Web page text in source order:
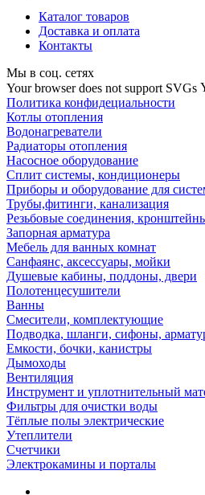
Каталог товаров
Доставка и оплата
Контакты
Мы в соц. сетях
Your browser does not support SVGs
Политика конфидециальности
Котлы отопления
Водонагреватели
Радиаторы отопления
Насосное оборудование
Сплит системы, кондиционеры
Приборы и оборудование для
Трубы,фитинги, канализация
Резьбовые соединения,
Запорная арматура
Мебель для ванных комнат
Санфаянс, аксессуары, мойки
Душевые кабины, поддоны, двери
Полотенцесушители
Ванны
Смесители, комплектующие
Подводка, шланги, сифоны,
Емкости, бочки, канистры
Дымоходы
Вентиляция
Инструмент и уплотнительный
Фильтры для очистки воды
Тёплые полы электрические
Утеплители
Счетчики
Электрокамины и порталы